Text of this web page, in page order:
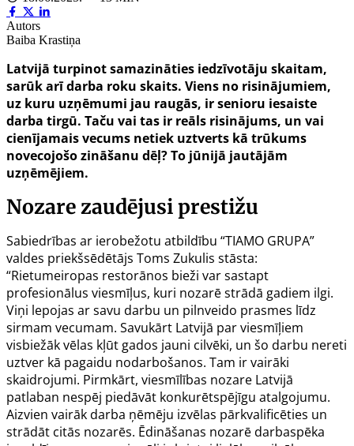
Autors
Baiba Krastiņa
Latvijā turpinot samazināties iedzīvotāju skaitam,
sarūk arī darba roku skaits. Viens no risinājumiem,
uz kuru uzņēmumi jau raugās, ir senioru iesaiste
darba tirgū. Taču vai tas ir reāls risinājums, un vai
cienījamais vecums netiek uztverts kā trūkums
novecojošo zināšanu dēļ? To jūnijā jautājām
uzņēmējiem.
Nozare zaudējusi prestižu
Sabiedrības ar ierobežotu atbildību “TIAMO GRUPA”
valdes priekšsēdētājs Toms Zukulis stāsta:
“Rietumeiropas restorānos bieži var sastapt
profesionālus viesmīļus, kuri nozarē strādā gadiem ilgi.
Viņi lepojas ar savu darbu un pilnveido prasmes līdz
sirmam vecumam. Savukārt Latvijā par viesmīļiem
visbiežāk vēlas kļūt gados jauni cilvēki, un šo darbu nereti
uztver kā pagaidu nodarbošanos. Tam ir vairāki
skaidrojumi. Pirmkārt, viesmīlības nozare Latvijā
patlaban nespēj piedāvāt konkurētspējīgu atalgojumu.
Aizvien vairāk darba ņēmēju izvēlas pārkvalificēties un
strādāt citās nozarēs. Ēdināšanas nozarē darbaspēka